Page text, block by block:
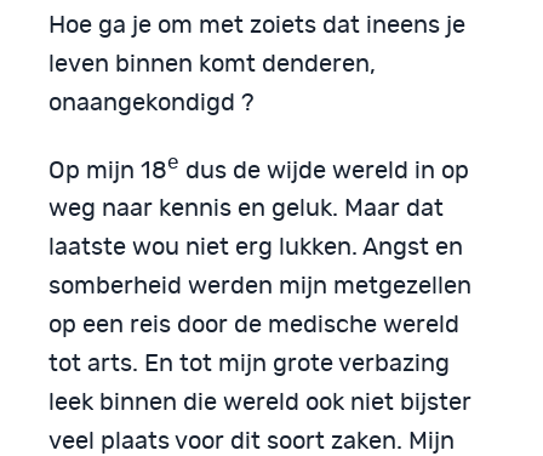
Hoe ga je om met zoiets dat ineens je
leven binnen komt denderen,
onaangekondigd ?
Op mijn 18e dus de wijde wereld in op
weg naar kennis en geluk. Maar dat
laatste wou niet erg lukken. Angst en
somberheid werden mijn metgezellen
op een reis door de medische wereld
tot arts. En tot mijn grote verbazing
leek binnen die wereld ook niet bijster
veel plaats voor dit soort zaken. Mijn